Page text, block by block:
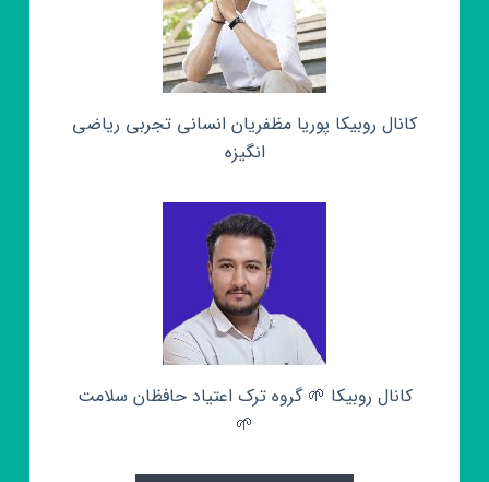
کانال روبیکا پوریا مظفریان انسانی تجربی ریاضی
انگیزه
کانال روبیکا 🌱 گروه ترک اعتیاد حافظان سلامت
🌱